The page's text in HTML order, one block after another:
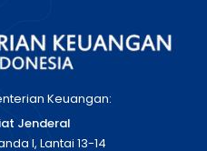
Keuangan:
Jenderal
I, Lantai 13-14